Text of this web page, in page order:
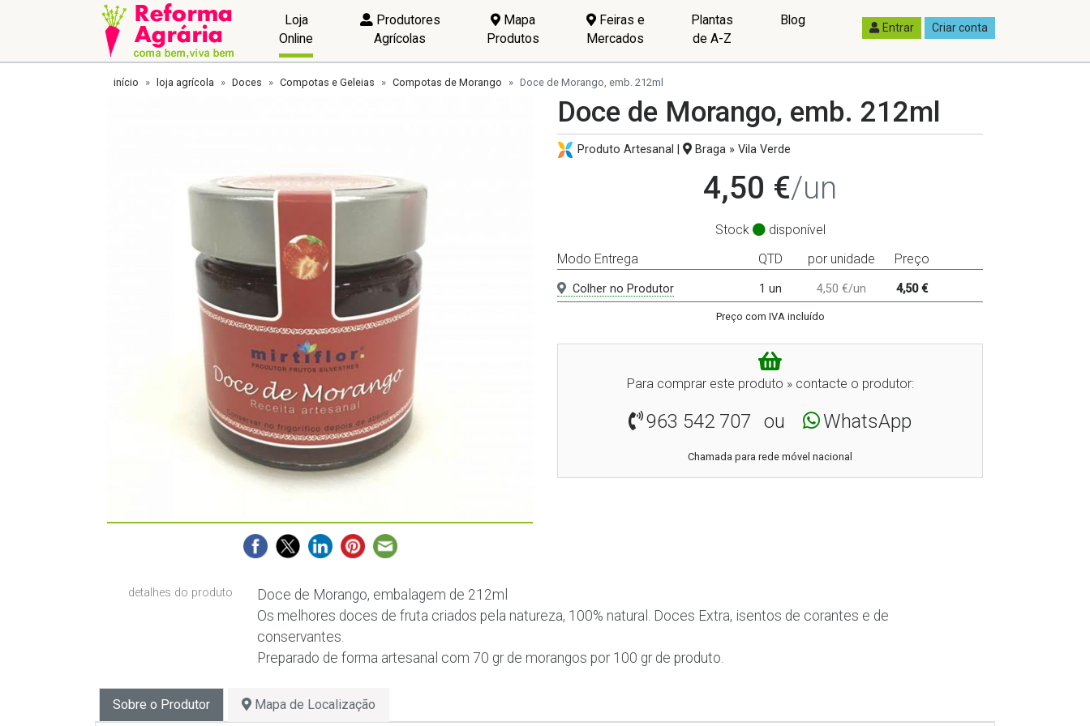
Loja
Online
Produtores
Agrícolas
Mapa
Produtos
Feiras e
Mercados
Plantas
de A-Z
Blog Entrar Criar conta
início loja agrícola Doces Compotas e Geleias Compotas de Morango Doce de Morango, emb. 212ml
Doce de Morango, emb. 212ml
Produto Artesanal | Braga » Vila Verde
4,50 €/un
Stock
disponível
Modo Entrega
QTD por unidade Preço
Colher no Produtor 1 un 4,50 €/un 4,50 €
Preço com IVA incluído
Para comprar este produto » contacte o produtor:
963 542 707 ou WhatsApp
Chamada para rede móvel nacional
detalhes do produto
Doce de Morango, embalagem de 212ml
Os melhores doces de fruta criados pela natureza, 100% natural. Doces Extra, isentos de corantes e de
conservantes.
Preparado de forma artesanal com 70 gr de morangos por 100 gr de produto.
Sobre o Produtor Mapa de Localização